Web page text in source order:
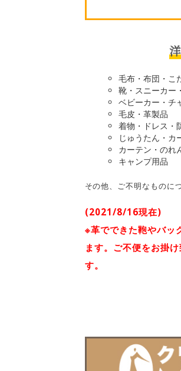
毛布・布団・こ
靴・スニーカー
ベビーカー・チ
毛皮・革製品
着物・ドレス・
じゅうたん・カ
カーテン・のれ
キャンプ用品
その他、ご不明なものに
(2021/8/16現在)
※革でできた鞄やバッ
ます。ご不便をお掛
す。